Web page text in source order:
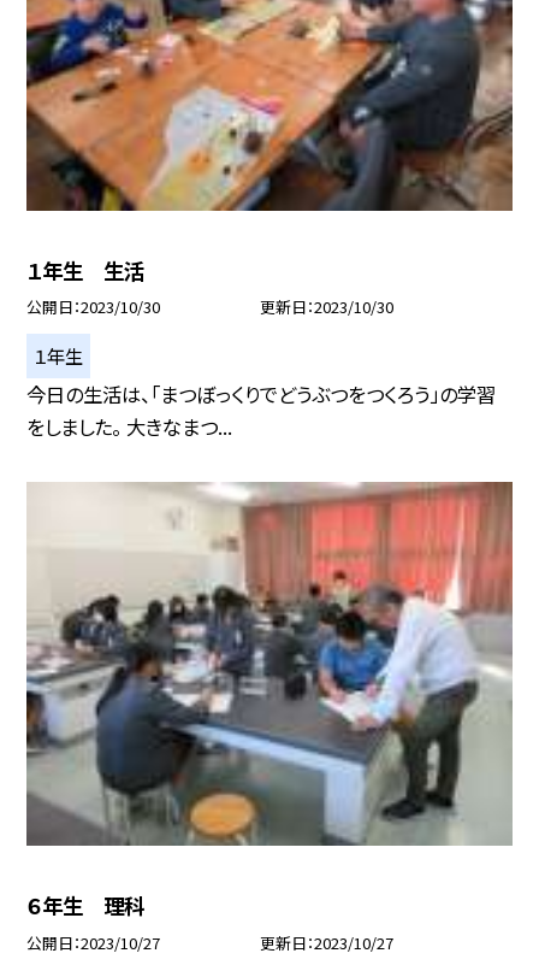
１年生 生活
公開日 2023/10/30 更新日 2023/10/30
１年生
今日の生活は、「まつぼっくりでどうぶつをつくろう」の学習
をしました。 大きなまつ...
６年生 理科
公開日 2023/10/27 更新日 2023/10/27